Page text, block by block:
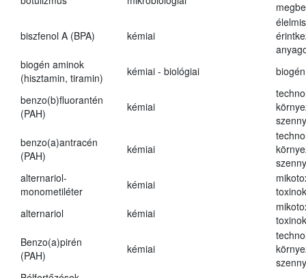
biszfenol A (BPA) kémiai
biogén aminok
(hisztamin, tiramin)
kémiai - biológiai
benzo(b)fluorantén
(PAH)
kémiai
benzo(a)antracén
(PAH)
kémiai
alternariol-
monometiléter
kémiai
toxinok
alternariol
kémiai
toxinok
Benzo(a)pirén
(PAH)
kémiai